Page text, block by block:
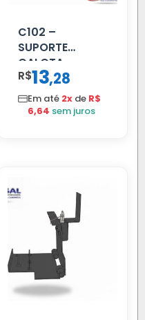
C102 –
SUPORTE
CALOTA
DIANTEIRA
RODA 10 FUROS
R$13,28
Em até 2x de R$
6,64 sem juros